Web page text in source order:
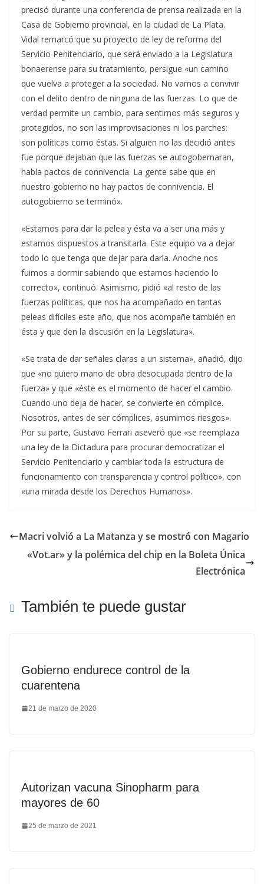
precisó durante una conferencia de prensa realizada en la
Casa de Gobierno provincial, en la ciudad de La Plata.
Vidal remarcó que su proyecto de ley de reforma del
Servicio Penitenciario, que será enviado a la Legislatura
bonaerense para su tratamiento, persigue «un camino
que vuelva a proteger a la sociedad. No vamos a convivir
con el delito dentro de ninguna de las fuerzas. Lo que de
verdad permite un cambio, para sentirnos más seguros y
protegidos, no son las improvisaciones ni los parches:
son políticas como éstas. Si alguien no las decidió antes
fue porque dejaban que las fuerzas se autogobernaran,
había pactos de connivencia. La gente sabe que en
nuestro gobierno no hay pactos de connivencia. El
autogobierno se terminó».
«Estamos para dar la pelea y ésta va a ser una más y
estamos dispuestos a transitarla. Este equipo va a dejar
todo lo que tenga que dejar para darla. Anoche nos
fuimos a dormir sabiendo que estamos haciendo lo
correcto», continuó. Asimismo, pidió «al resto de las
fuerzas políticas, que nos ha acompañado en tantas
peleas difíciles este año, que nos acompañe también en
ésta y que den la discusión en la Legislatura».
«Se trata de dar señales claras a un sistema», añadió, dijo
que «no quiero mano de obra desocupada dentro de la
fuerza» y que «éste es el momento de hacer el cambio.
Cuando uno deja de hacer, se convierte en cómplice.
Nosotros, antes de ser cómplices, asumimos riesgos».
Por su parte, Gustavo Ferrari aseveró que «se reemplaza
una ley de la Dictadura para procurar democratizar el
Servicio Penitenciario y cambiar toda la estructura de
funcionamiento con transparencia y control político», con
«una mirada desde los Derechos Humanos».
Macri volvió a La Matanza y se mostró con Magario
«Vot.ar» y la polémica del chip en la Boleta Única
Electrónica
También te puede gustar
Gobierno endurece control de la
cuarentena
21 de marzo de 2020
Autorizan vacuna Sinopharm para
mayores de 60
25 de marzo de 2021